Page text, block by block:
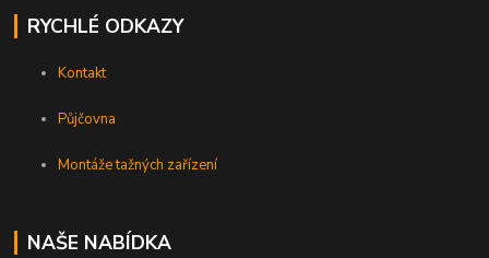
RYCHLÉ ODKAZY
Kontakt
Půjčovna
Montáže tažných zařízení
NAŠE NABÍDKA